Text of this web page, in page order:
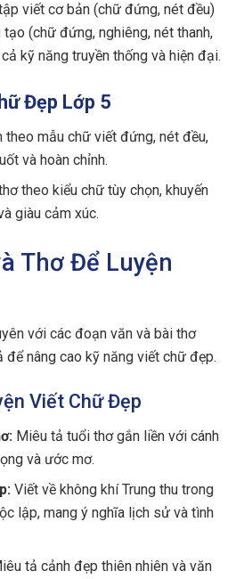
viết cơ bản (chữ đứng, nét đều)
(chữ đứng, nghiêng, nét thanh,
kỹ năng truyền thống và hiện đại.
Đẹp Lớp 5
theo mẫu chữ viết đứng, nét đều,
và hoàn chỉnh.
theo kiểu chữ tùy chọn, khuyến
giàu cảm xúc.
Thơ Để Luyện
với các đoạn văn và bài thơ
để nâng cao kỹ năng viết chữ đẹp.
Viết Chữ Đẹp
Miêu tả tuổi thơ gắn liền với cánh
và ước mơ.
Viết về không khí Trung thu trong
lập, mang ý nghĩa lịch sử và tình
tả cảnh đẹp thiên nhiên và văn